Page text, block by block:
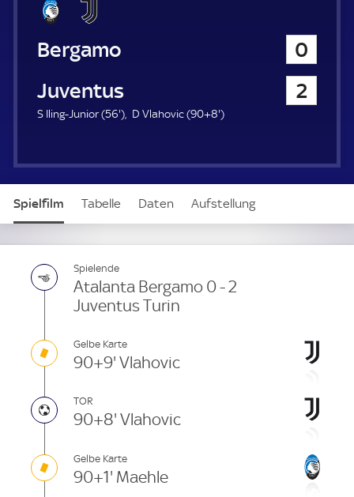
Atalanta Bergamo
0
Juventus Turin
2
S Iling-Junior (56'5
u
t
) D Vlahovic (90+8'9
u
t
)
Spielfilm Tabelle Daten Aufstellung
Spielende
Atalanta Bergamo 0 - 2
Juventus Turin
Gelbe Karte
90+9' Vlahovic
TOR
90+8' Vlahovic
Gelbe Karte
90+1' Maehle